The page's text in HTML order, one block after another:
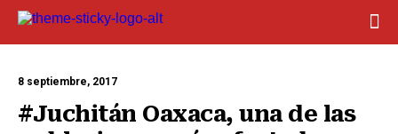
8 septiembre, 2017
#Juchitán Oaxaca, una de las